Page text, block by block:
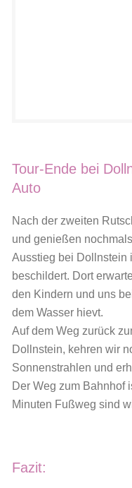
Tour-Ende bei
Auto
Nach der zweiten
und genießen
Ausstieg bei Dollnstein
beschildert. Dort
den Kindern und uns
dem Wasser hievt.
Auf dem Weg zurück
Dollnstein, kehren wir
Sonnenstrahlen und
Der Weg zum Bahnhof
Minuten Fußweg sind
Fazit: